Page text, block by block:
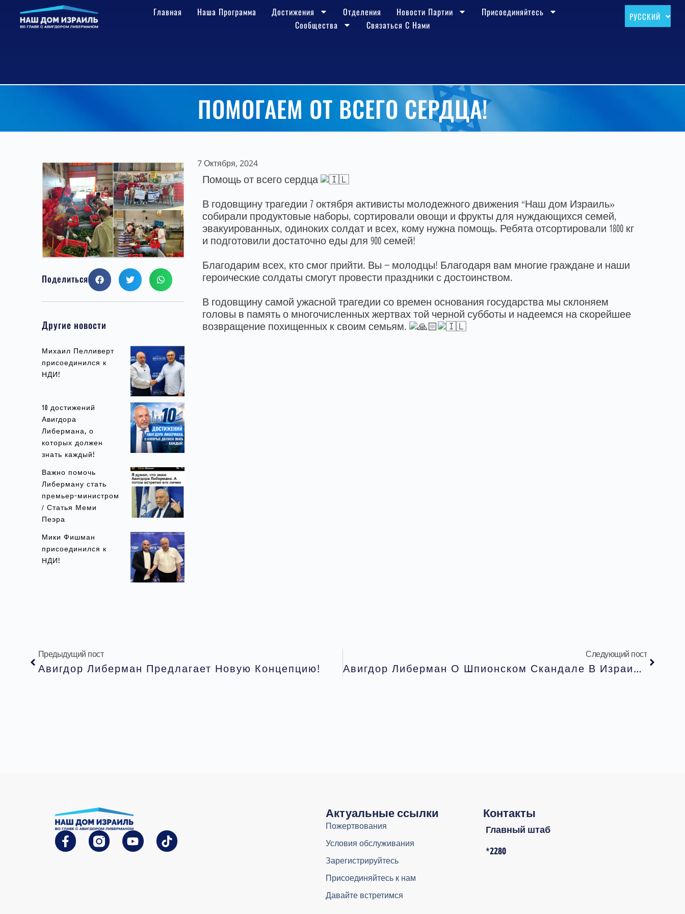
РУССКИЙ
עברית Главная Наша Программа Достижения Отделения Новости Партии
Присоединяйтесь
Сообщества
Связаться С Нами
ПОМОГАЕМ ОТ ВСЕГО СЕРДЦА!
7 Октября, 2024
Помощь от всего сердца
В годовщину трагедии 7 октября активисты молодежного движения “Наш дом Израиль»
собирали продуктовые наборы, сортировали овощи и фрукты для нуждающихся семей,
эвакуированных, одиноких солдат и всех, кому нужна помощь. Ребята отсортировали 1800 кг
и подготовили достаточно еды для 900 семей!
Благодарим всех, кто смог прийти. Вы — молодцы! Благодаря вам многие граждане и наши
героические солдаты смогут провести праздники с достоинством.
В годовщину самой ужасной трагедии со времен основания государства мы склоняем
головы в память о многочисленных жертвах той черной субботы и надеемся на скорейшее
возвращение похищенных к своим семьям.
Поделиться
Другие новости
Михаил Пелливерт
присоединился к
НДИ!
10 достижений
Авигдора
Либермана, о
которых должен
знать каждый!
Важно помочь
Либерману стать
премьер-министром
/ Статья Меми
Пеэра
Мики Фишман
присоединился к
НДИ!
Предыдущий пост
Авигдор Либерман Предлагает Новую Концепцию!
Следующий пост
Авигдор Либерман О Шпионском Скандале В Израиле
Актуальные ссылки
Пожертвования
Условия обслуживания
Зарегистрируйтесь
Присоединяйтесь к нам
Давайте встретимся
Контакты
Главный штаб
*2280